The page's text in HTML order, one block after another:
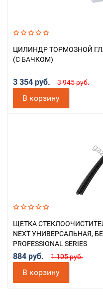
ЦИЛИНДР ТОРМОЗНОЙ
(С БАЧКОМ)
3 354 руб. 3 945 руб.
В корзину
ЩЕТКА
NEXT УНИВЕРСАЛЬНАЯ,
PROFESSIONAL SERIES
884 руб. 1 105 руб.
В корзину